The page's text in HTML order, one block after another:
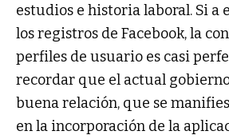
estudios e historia laboral. Si a
los registros de Facebook, la
perfiles de usuario es casi
recordar que el actual
buena relación, que se
en la incorporación de la